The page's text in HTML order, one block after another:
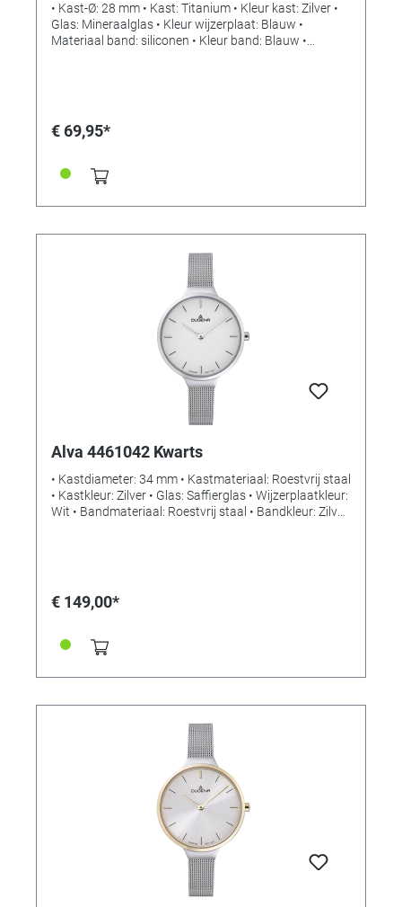
• Kast-Ø: 28 mm • Kast: Titanium • Kleur kast: Zilver •
Glas: Mineraalglas • Kleur wijzerplaat: Blauw •
Materiaal band: siliconen • Kleur band: Blauw •
€ 69,95*
Alva 4461042 Kwarts
• Kastdiameter: 34 mm • Kastmateriaal: Roestvrij staal
• Kastkleur: Zilver • Glas: Saffierglas • Wijzerplaatkleur:
Wit • Bandmateriaal: Roestvrij staal • Bandkleur: Zilver
€ 149,00*